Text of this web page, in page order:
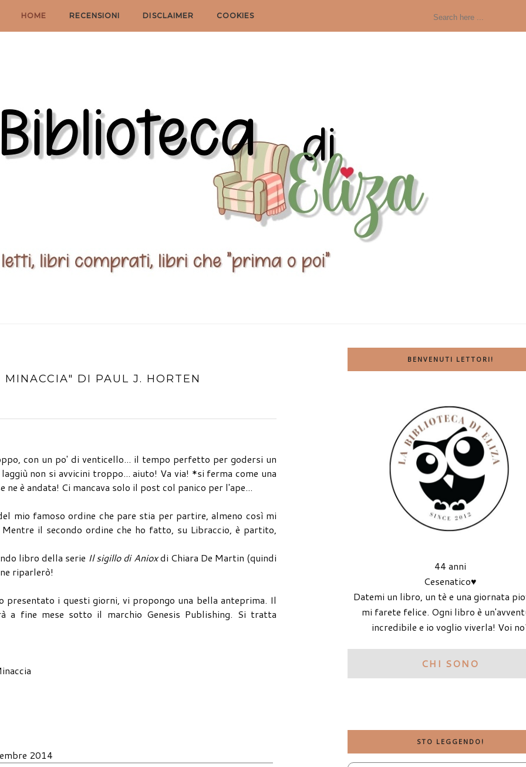
HOME RECENSIONI DISCLAIMER COOKIES
DI PAUL J. HORTEN
con un po' di venticello... il tempo perfetto per godersi un
non si avvicini troppo... aiuto! Va via! *si ferma come una
è andata! Ci mancava solo il post col panico per l'ape...
mio famoso ordine che pare stia per partire, almeno così mi
il secondo ordine che ho fatto, su Libraccio, è partito,
libro della serie Il sigillo di Anioxdi Chiara De Martin (quindi
riparlerò!
i questi giorni, vi propongo una bella anteprima. Il
a fine mese sotto il marchio Genesis Publishing. Si tratta
2014
BENVENUTI LETTORI!
44 anni
Cesenatico♥
Datemi un libro, un tè e una giornata
mi farete felice. Ogni libro è
incredibile e io voglio viverla! Voi
CHI SONO
STO LEGGENDO!